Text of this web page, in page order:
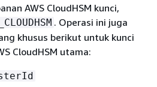
AWS CloudHSM kunci,
. Operasi ini juga
khusus berikut untuk kunci
CloudHSM utama: